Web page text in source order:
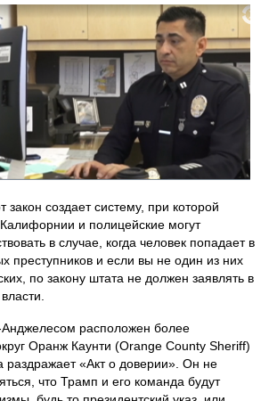
закон создает систему, при которой
и полицейские могут
в случае, когда человек попадает в
преступников и если вы не один из них
по закону штата не должен заявлять в
расположен более
Оранж Каунти (Orange County Sheriff)
«Акт о доверии». Он не
что Трамп и его команда будут